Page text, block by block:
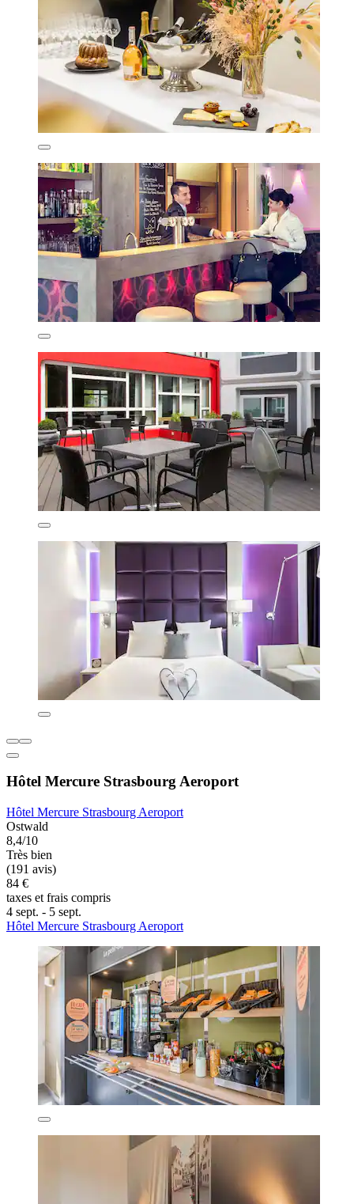
Hôtel Mercure Strasbourg Aeroport
Hôtel Mercure Strasbourg Aeroport
Ostwald
8,4/10
Très bien
(191 avis)
84 €
taxes et frais compris
4 sept. - 5 sept.
Hôtel Mercure Strasbourg Aeroport